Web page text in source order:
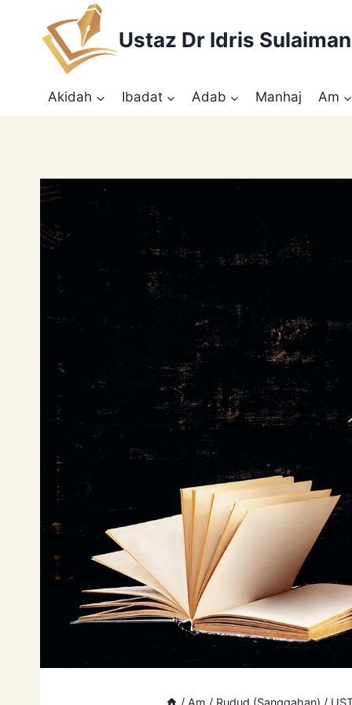
Ustaz Dr Idris Sulaiman
Akidah Ibadat Adab Manhaj Am
/ Am / Rudud (Sanggahan) /